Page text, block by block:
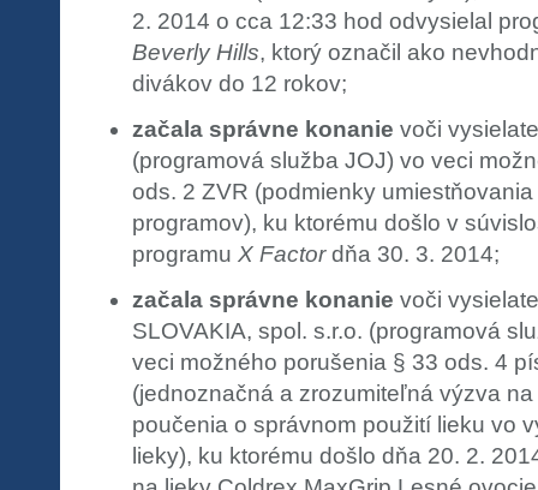
2. 2014 o cca 12:33 hod odvysielal
Beverly Hills, ktorý označil ako
divákov do 12 rokov;
začala správne konanie voči
(programová služba JOJ) vo veci
ods. 2 ZVR (podmienky
programov), ku ktorému došlo v
programu X Factordňa 30. 3. 2014;
začala správne konanie voči
SLOVAKIA, spol. s.r.o. (programová
veci možného porušenia § 33 ods. 4
(jednoznačná a zrozumiteľná výzva
poučenia o správnom použití lieku vo
lieky), ku ktorému došlo dňa 20. 2.